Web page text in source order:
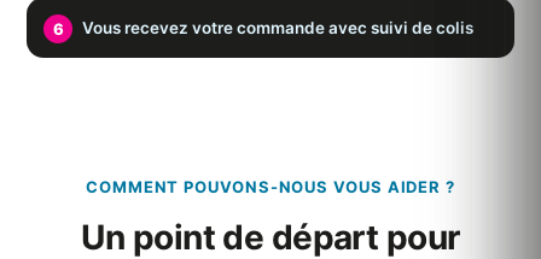
Vous recevez votre commande avec suivi de colis
COMMENT POUVONS-NOUS VOUS AIDER ?
Un point de départ pour